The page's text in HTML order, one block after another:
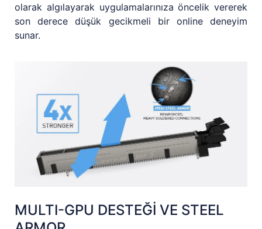
olarak algılayarak uygulamalarınıza öncelik vererek
son derece düşük gecikmeli bir online deneyim
sunar.
MULTI-GPU DESTEĞİ VE STEEL